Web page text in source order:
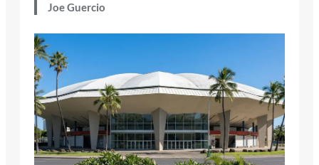
Joe Guercio